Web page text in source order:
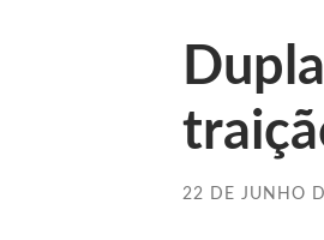
22 DE JUNHO